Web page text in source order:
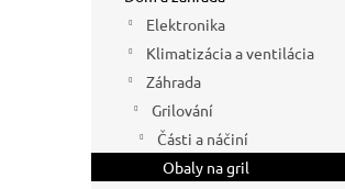
Elektronika
Klimatizácia a ventilácia
Záhrada
Grilování
Části a náčiní
Obaly na gril